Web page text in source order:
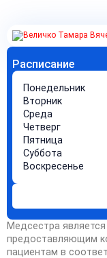
Расписание
Понедельник
Вторник
Среда
Четверг
Пятница
Суббота
Воскресенье
Медсестра
предоставляющим
пациентам в